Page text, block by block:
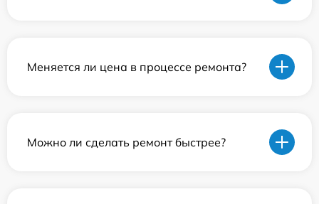
Меняется ли цена в процессе ремонта?
Можно ли сделать ремонт быстрее?